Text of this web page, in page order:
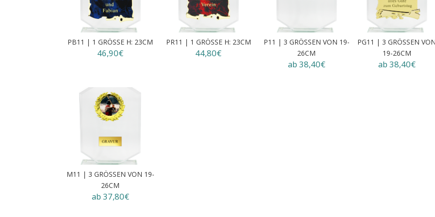
PB11 | 1 GRÖSSE H: 23CM
46,90€
PR11 | 1 GRÖSSE H: 23CM
44,80€
P11 | 3 GRÖSSEN VON 19-
26CM
ab 38,40€
PG11 | 3 GRÖSSEN
19-26CM
ab 38,40€
M11 | 3 GRÖSSEN VON 19-
26CM
ab 37,80€